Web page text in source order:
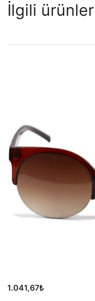
İlgili ürünler
1.041,67₺